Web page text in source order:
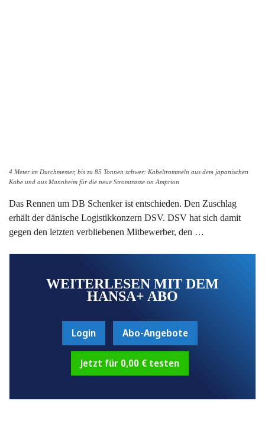
4 Meter im Durchmesser, bis zu 85 Tonnen schwer: Kabeltrommeln aus dem japanischen
Kobe und aus Mannheim für die neue Stromtrasse on Amprion
Das Rennen um DB Schenker ist entschieden. Den Zuschlag
erhält der dänische Logistikkonzern DSV. DSV hat sich damit
gegen den letzten verbliebenen Mitbewerber, den …
WEITERLESEN MIT DEM
HANSA+ ABO
Login Abo-Angebote
Jetzt für 0,00 € testen